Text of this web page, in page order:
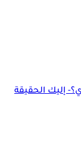
إليك الحقيقة